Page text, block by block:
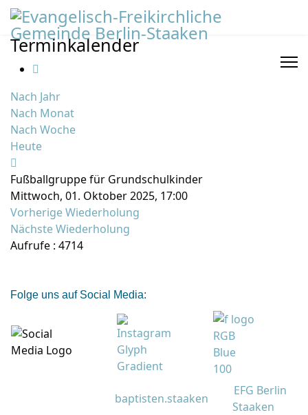
Terminkalender
Nach Jahr
Nach Monat
Nach Woche
Heute
Fußballgruppe für Grundschulkinder
Mittwoch, 01. Oktober 2025, 17:00
Vorherige Wiederholung
Nächste Wiederholung
Aufrufe : 4714
Folge uns auf Social Media:
baptisten.staaken
EFG Berlin
Staaken